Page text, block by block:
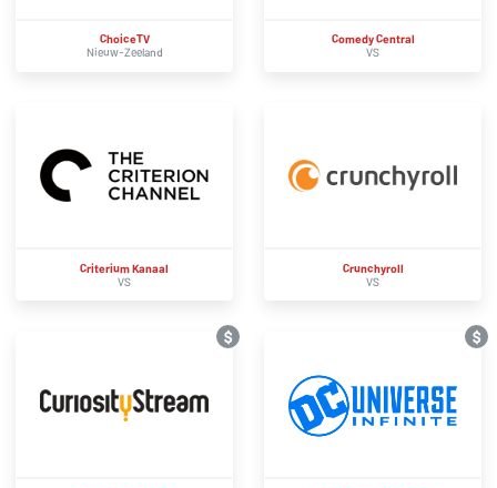
ChoiceTV
Nieuw-Zeeland
Comedy Central
VS
Criterium Kanaal
VS
Crunchyroll
VS
$ $